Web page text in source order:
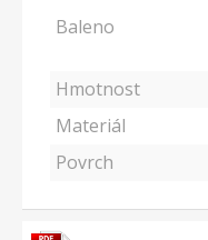
Baleno
Hmotnost
Materiál
Povrch